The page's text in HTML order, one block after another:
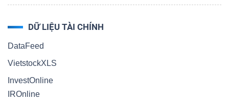
DỮ LIỆU TÀI CHÍNH
DataFeed
VietstockXLS
InvestOnline
IROnline